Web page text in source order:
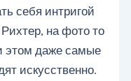
себя интригой
на фото то
этом даже самые
искусственно.